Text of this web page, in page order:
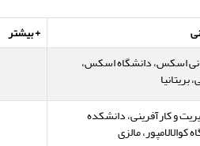
+ بیشتر
اسکس، دانشگاه اسکس،
و کارآفرینی، دانشکده
کوالالامپور، مالزی